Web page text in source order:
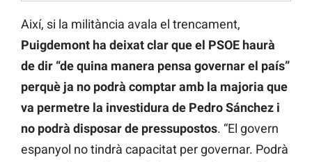
Així, si la militància avala el trencament,
Puigdemont ha deixat clar que el PSOE haurà
de dir “de quina manera pensa governar el país”
perquè ja no podrà comptar amb la majoria que
va permetre la investidura de Pedro Sánchez i
no podrà disposar de pressupostos. “El govern
espanyol no tindrà capacitat per governar. Podrà